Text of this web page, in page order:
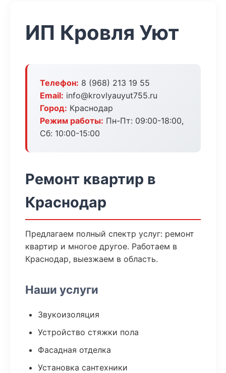
ИП Кровля Уют
Телефон: 8 (968) 213 19 55
Email: info@krovlyauyut755.ru
Город: Краснодар
Режим работы: Пн-Пт: 09:00-18:00,
Сб: 10:00-15:00
Ремонт квартир в
Краснодар
Предлагаем полный спектр услуг: ремонт
квартир и многое другое. Работаем в
Краснодар, выезжаем в область.
Наши услуги
Звукоизоляция
Устройство стяжки пола
Фасадная отделка
Установка сантехники